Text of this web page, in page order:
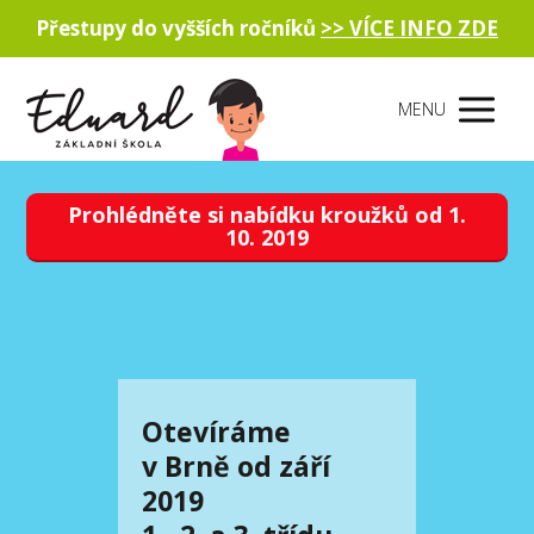
Přestupy do vyšších ročníků >> VÍCE INFO ZDE
MENU
Prohlédněte si nabídku kroužků od 1.
10. 2019
Otevíráme
v Brně od září
2019